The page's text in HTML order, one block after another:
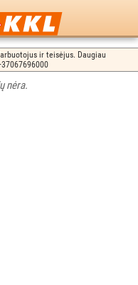
ir teisėjus. Daugiau
nėra.